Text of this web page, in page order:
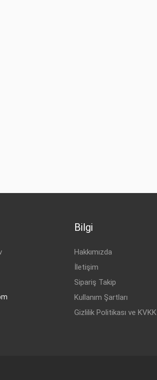
Bilgi
Hakkımızda
İletişim
Sipariş Takip
Kullanım Şartları
Gizlilik Politikası ve KVKK